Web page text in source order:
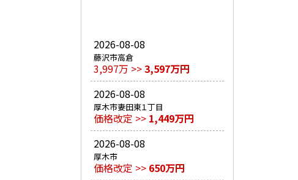
2026-08-08
藤沢市高倉
3,997万 >>3,597万円
2026-08-08
厚木市妻田東１丁目
価格改定 >> 1,449万円
2026-08-08
厚木市
価格改定 >> 650万円